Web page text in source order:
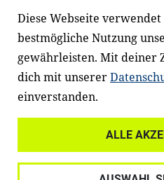
Lehrer*innen und
Fachexpert*innen.
mit Ministerien,
Einrichtungen,
und anderen Stiftungen
Diese Webseite
bestmögliche Nutzung
gewährleisten. Mit deiner
dich mit unserer
einverstanden.
ALLE